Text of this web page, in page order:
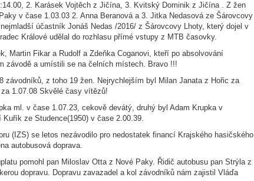
2. Karásek Vojtěch z Jičína, 3. Kvitský Dominik z Jičína . Z žen
v čase 1.03.03 2. Anna Beranová a 3. Jitka Nedasová ze Šárovcovy
účastník Jonáš Nedas /2016/ z Šárovcovy Lhoty, který dojel v
Králové udělal do rozhlasu přímé vstupy z MTB časovky.
Martin Fikar a Rudolf a Zdeňka Coganovi, kteří po absolvování
závodě a umístili se na čelních místech. Bravo !!!
závodníků, z toho 19 žen. Nejrychlejším byl Milan Janata z Hořic za
1.07.08 Skvělé časy vítězů!
ml. v čase 1.07.23, cekově devátý, druhý byl Adam Krupka v
ze Studence(1950) v čase 2.00.39.
(IZS) se letos nezávodilo pro nedostatek financí Krajského hasičského
autobusová doprava.
pomohl pan Miloslav Otta z Nové Paky. Řidič autobusu pan Strýla z
dopravu. Dopravu zavazadel a kol závodníků nám zajistil Vláďa